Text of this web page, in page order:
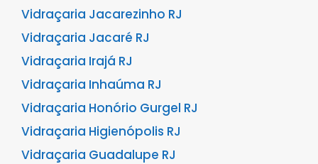
Vidraçaria Jacarezinho RJ
Vidraçaria Jacaré RJ
Vidraçaria Irajá RJ
Vidraçaria Inhaúma RJ
Vidraçaria Honório Gurgel RJ
Vidraçaria Higienópolis RJ
Vidraçaria Guadalupe RJ